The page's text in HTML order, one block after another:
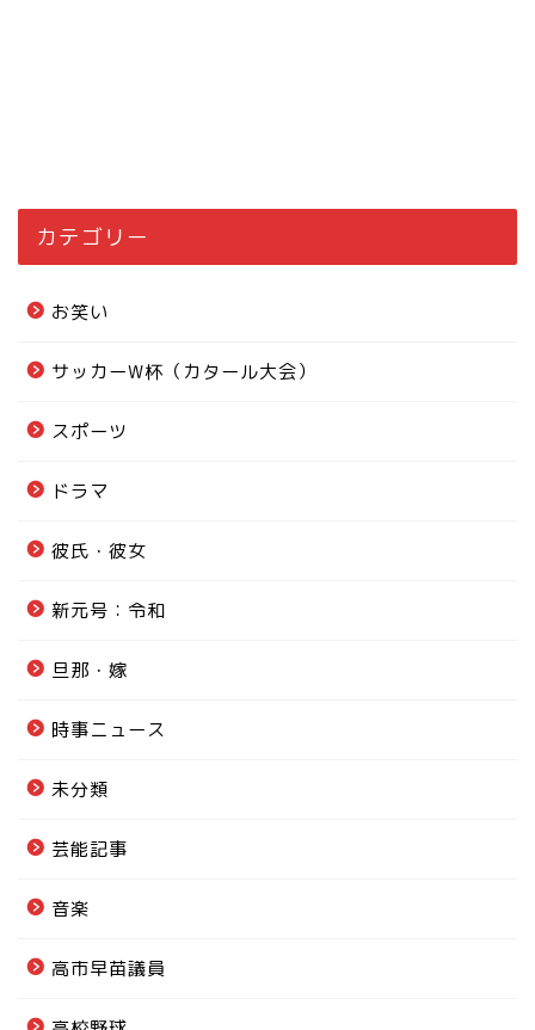
カテゴリー
お笑い
サッカーW杯（カタール大会）
スポーツ
ドラマ
彼氏・彼女
新元号：令和
旦那・嫁
時事ニュース
未分類
芸能記事
音楽
高市早苗議員